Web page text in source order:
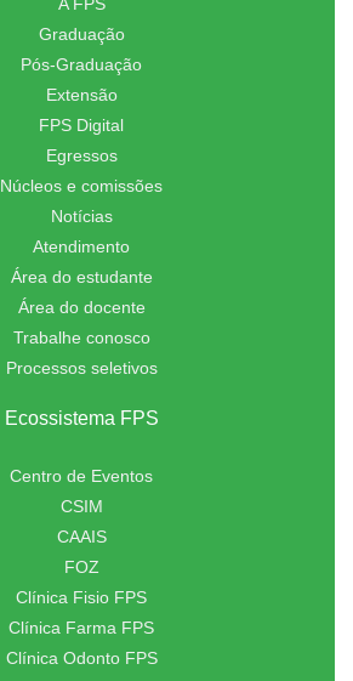
Graduação
Pós-Graduação
Extensão
FPS Digital
Egressos
Núcleos e comissões
Notícias
Atendimento
Área do estudante
Área do docente
Trabalhe conosco
Processos seletivos
Ecossistema FPS
Centro de Eventos
CSIM
CAAIS
FOZ
Clínica Fisio FPS
Clínica Farma FPS
Clínica Odonto FPS